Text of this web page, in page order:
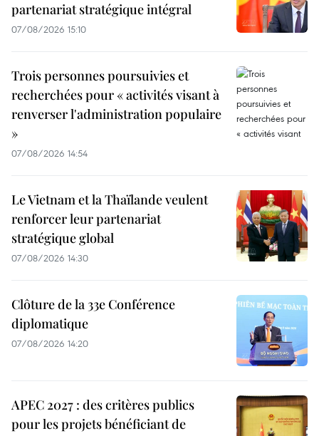
partenariat stratégique intégral
07/08/2026 15:10
Trois personnes poursuivies et
recherchées pour « activités visant à
renverser l'administration populaire
»
07/08/2026 14:54
Le Vietnam et la Thaïlande veulent
renforcer leur partenariat
stratégique global
07/08/2026 14:30
Clôture de la 33e Conférence
diplomatique
07/08/2026 14:20
APEC 2027 : des critères publics
pour les projets bénéficiant de